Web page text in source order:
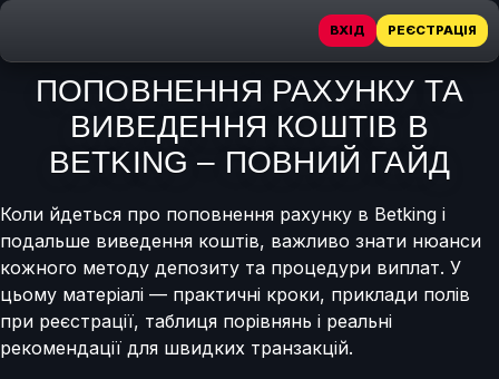
ВХІД РЕЄСТРАЦІЯ
ПОПОВНЕННЯ РАХУНКУ ТА
ВИВЕДЕННЯ КОШТІВ В
BETKING – ПОВНИЙ ГАЙД
Коли йдеться про поповнення рахунку в Betking і
подальше виведення коштів, важливо знати нюанси
кожного методу депозиту та процедури виплат. У
цьому матеріалі — практичні кроки, приклади полів
при реєстрації, таблиця порівнянь і реальні
рекомендації для швидких транзакцій.